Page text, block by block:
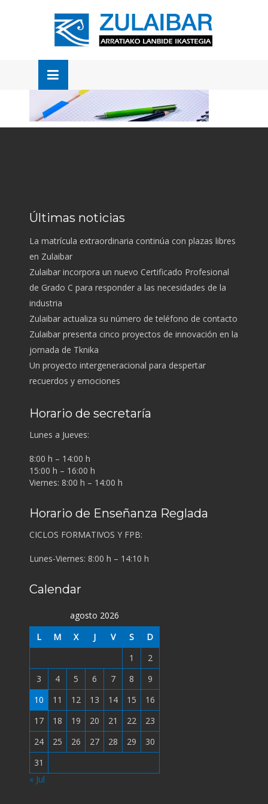
Últimas noticias
La matrícula extraordinaria continúa con plazas libres
en Zulaibar
Zulaibar incorpora un nuevo Certificado Profesional
de Grado C para responder a las necesidades de la
industria
Zulaibar actualiza su número de teléfono de contacto
Zulaibar presenta cinco proyectos de innovación en la
jornada de Tknika
Un proyecto intergeneracional para despertar
recuerdos y emociones
Horario de secretaría
Lunes a Jueves:
8:00 h – 14:00 h
15:00 h – 16:00 h
Viernes: 8:00 h – 14:00 h
Horario de Enseñanza Reglada
CICLOS FORMATIVOS Y FPB:
Lunes-Viernes: 8:00 h – 14:10 h
Calendar
agosto 2026
L
M X J V S
D
1
2
3
4 5 6 7 8
9
10
11 12 13 14 15
16
17
18 19 20 21 22
23
24
25 26 27 28 29
30
31
« Jul